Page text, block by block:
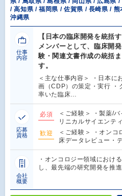
/ 高知県 / 福岡県 / 佐賀県 / 長崎県 /
沖縄県
仕事
内容
【日本の臨床開発を統括
メンバーとして、臨床開
験・関連文書作成の統括
す。
＜主な仕事内容＞ ・日本に
画（CDP）の策定・実行 ・
率いた臨床…
応募
資格
必須
＜ご経験＞ ・製薬/
リニカルサイエンテ
歓迎
＜ご経験＞ ・オンコ
床データレビュー・
会社
概要
・オンコロジー領域におけ
し、最先端の研究開発を推